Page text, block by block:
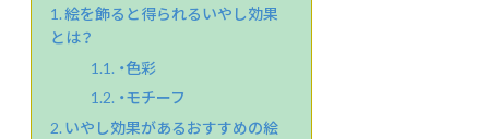
絵を飾ると得られるいやし効果
とは？
・色彩
・モチーフ
いやし効果があるおすすめの絵